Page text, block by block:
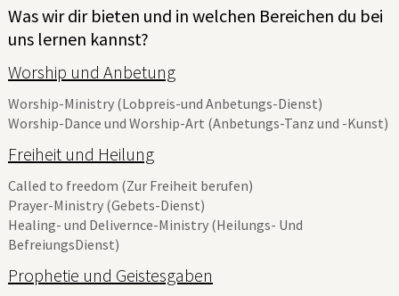
Was wir dir bieten und in welchen Bereichen du bei
uns lernen kannst?
Worship und Anbetung
Worship-Ministry (Lobpreis-und Anbetungs-Dienst)
Worship-Dance und Worship-Art (Anbetungs-Tanz und -Kunst)
Freiheit und Heilung
Called to freedom (Zur Freiheit berufen)
Prayer-Ministry (Gebets-Dienst)
Healing- und Delivernce-Ministry (Heilungs- Und
BefreiungsDienst)
Prophetie und Geistesgaben